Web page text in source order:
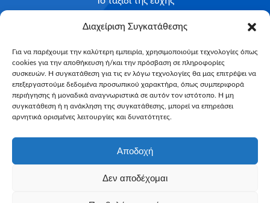
Διαχείριση Συγκατάθεσης
Για να παρέχουμε την καλύτερη εμπειρία, χρησιμοποιούμε τεχνολογίες όπως
cookies για την αποθήκευση ή/και την πρόσβαση σε πληροφορίες
συσκευών. Η συγκατάθεση για τις εν λόγω τεχνολογίες θα μας επιτρέψει να
επεξεργαστούμε δεδομένα προσωπικού χαρακτήρα, όπως συμπεριφορά
περιήγησης ή μοναδικά αναγνωριστικά σε αυτόν τον ιστότοπο. Η μη
συγκατάθεση ή η ανάκληση της συγκατάθεσης, μπορεί να επηρεάσει
αρνητικά ορισμένες λειτουργίες και δυνατότητες.
Αποδοχή
Δεν αποδέχομαι
Κριτήρια Καταλληλότητας
Υποβολή Αιτήματος
NEWSLETTER
Email*